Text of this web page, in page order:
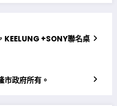
KEELUNG +SONY聯名桌
市政府所有。